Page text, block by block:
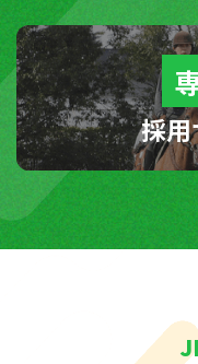
採用